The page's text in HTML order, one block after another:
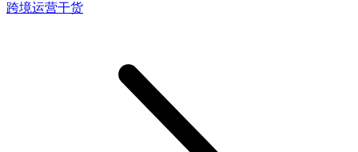
跨境运营干货